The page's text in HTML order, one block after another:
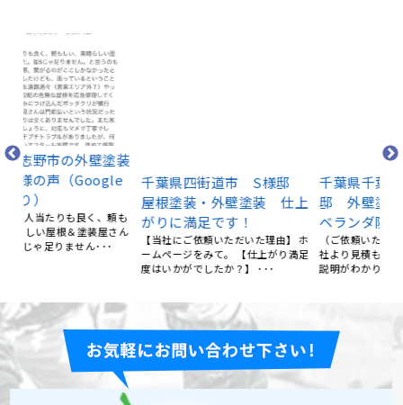
千葉県四街道市 S様邸
屋根塗装・外壁塗装 仕上
がりに満足です！
【当社にご依頼いただいた理由】 ホ
ームページをみて。 【仕上がり満足
度はいかがでしたか？】 ･･･
千葉県千葉市緑区 S様
邸 外壁塗装・屋根塗装・
ベランダ防水工事
（ご依頼いただいた理由）大手の会
社より見積もりが早く、友清さんの
説明がわかりやすく、いろいろ･･･